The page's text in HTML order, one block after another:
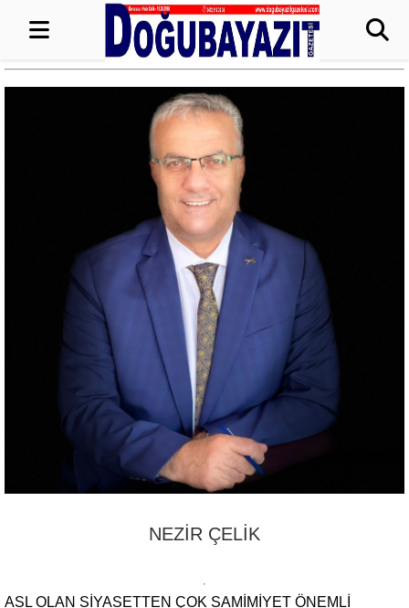
NEZİR ÇELİK
ASL OLAN SİYASETTEN ÇOK SAMİMİYET ÖNEMLİ